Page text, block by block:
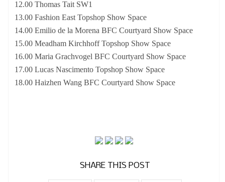
12.00 Thomas Tait SW1
13.00 Fashion East Topshop Show Space
14.00 Emilio de la Morena BFC Courtyard Show Space
15.00 Meadham Kirchhoff Topshop Show Space
16.00 Maria Grachvogel BFC Courtyard Show Space
17.00 Lucas Nascimento Topshop Show Space
18.00 Haizhen Wang BFC Courtyard Show Space
SHARE THIS POST